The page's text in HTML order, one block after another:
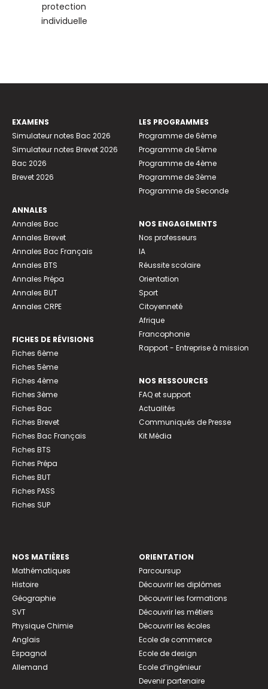
protection
individuelle
EXAMENS
Simulateur notes Bac 2026
Simulateur notes Brevet 2026
Bac 2026
Brevet 2026
ANNALES
Annales Bac
Annales Brevet
Annales Bac Français
Annales BTS
Annales Prépa
Annales BUT
Annales CRPE
FICHES DE RÉVISIONS
Fiches 6ème
Fiches 5ème
Fiches 4ème
Fiches 3ème
Fiches Bac
Fiches Brevet
Fiches Bac Français
Fiches BTS
Fiches Prépa
Fiches BUT
Fiches PASS
Fiches SUP
LES PROGRAMMES
Programme de 6ème
Programme de 5ème
Programme de 4ème
Programme de 3ème
Programme de Seconde
NOS ENGAGEMENTS
Nos professeurs
IA
Réussite scolaire
Orientation
Sport
Citoyenneté
Afrique
Francophonie
Rapport - Entreprise à mission
NOS RESSOURCES
FAQ et support
Actualités
Communiqués de Presse
Kit Média
NOS MATIÈRES
Mathématiques
Histoire
Géographie
SVT
Physique Chimie
Anglais
Espagnol
Allemand
ORIENTATION
Parcoursup
Découvrir les diplômes
Découvrir les formations
Découvrir les métiers
Découvrir les écoles
Ecole de commerce
Ecole de design
Ecole d’ingénieur
Devenir partenaire